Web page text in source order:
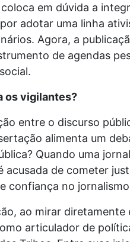
em dúvida a
adotar uma linha
Agora, a
de agendas
os vigilantes?
entre o discurso
alimenta um
Quando uma
acusada de cometer
confiança no
ao mirar diretamente
articulador de